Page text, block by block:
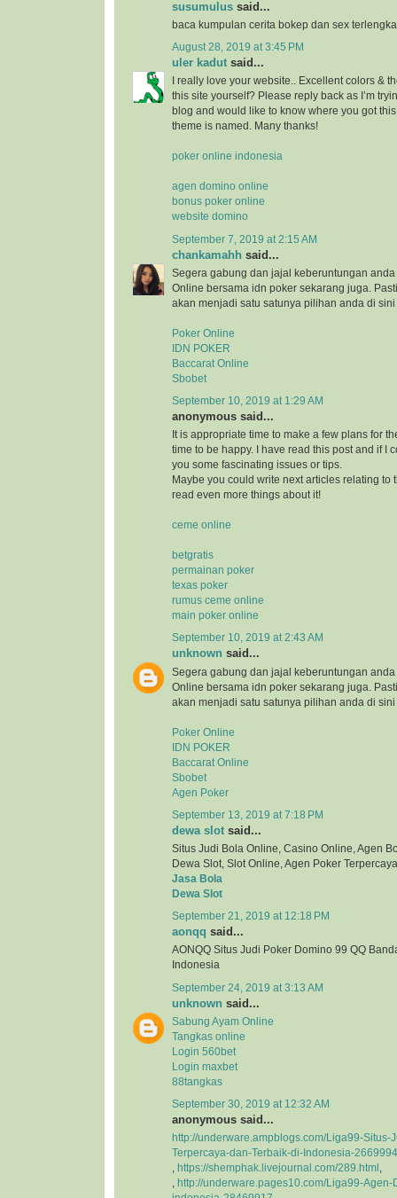
susumulus said...
baca kumpulan cerita bokep dan sex
August 28, 2019 at 3:45 PM
uler kadut said...
I really love your website.. Excellent colors &
this site yourself? Please reply back as I’m
blog and would like to know where you got
theme is named. Many thanks!
poker online indonesia
agen domino online
bonus poker online
website domino
September 7, 2019 at 2:15 AM
chankamahh said...
Segera gabung dan jajal keberuntungan
Online bersama idn poker sekarang juga.
akan menjadi satu satunya pilihan anda di sini
Poker Online
IDN POKER
Baccarat Online
Sbobet
September 10, 2019 at 1:29 AM
anonymous said...
It is appropriate time to make a few plans for
time to be happy. I have read this post and if I
you some fascinating issues or tips.
Maybe you could write next articles relating to
read even more things about it!
ceme online
betgratis
permainan poker
texas poker
rumus ceme online
main poker online
September 10, 2019 at 2:43 AM
unknown said...
Segera gabung dan jajal keberuntungan
Online bersama idn poker sekarang juga.
akan menjadi satu satunya pilihan anda di sini
Poker Online
IDN POKER
Baccarat Online
Sbobet
Agen Poker
September 13, 2019 at 7:18 PM
dewa slot said...
Situs Judi Bola Online, Casino Online, Agen
Dewa Slot, Slot Online, Agen Poker
Jasa Bola
Dewa Slot
September 21, 2019 at 12:18 PM
aonqq said...
AONQQ Situs Judi Poker Domino 99 QQ
Indonesia
September 24, 2019 at 3:13 AM
unknown said...
Sabung Ayam Online
Tangkas online
Login 560bet
Login maxbet
88tangkas
September 30, 2019 at 12:32 AM
anonymous said...
http://underware.ampblogs.com/Liga99-Situs-
Terpercaya-dan-Terbaik-di-Indonesia-
https://shemphak.livejournal.com/289.html
http://underware.pages10.com/Liga99-